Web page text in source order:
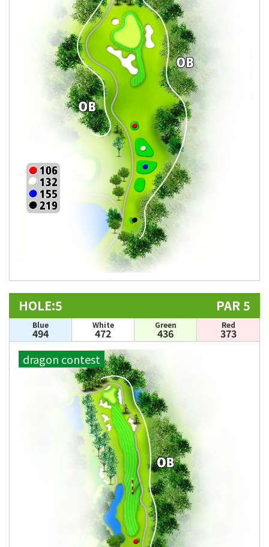
HOLE:5 PAR 5
Blue
494
White
472
Green
436
Red
373
dragon contest